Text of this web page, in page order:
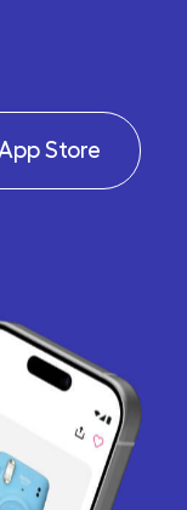
Store